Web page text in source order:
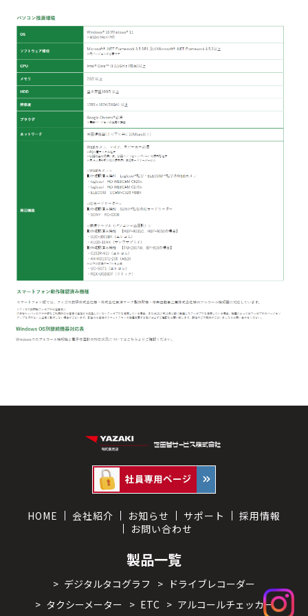
HOME 会社紹介 お知らせ サポート
採用情報
お問い合わせ
製品一覧
> デジタルタコグラフ > ドライブレコーダー
> タクシーメーター > ETC > アルコールチェッカー